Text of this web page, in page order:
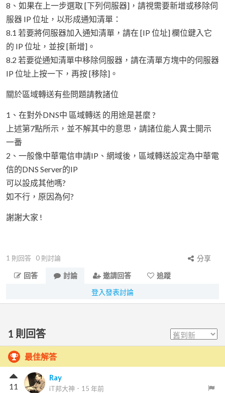
8、如果在上一步選取 [下列伺服器]，請視需要新增或移除伺
服器 IP 位址，以形成通知清單：
8.1 若要將伺服器加入通知清單，請在 [IP 位址] 欄位鍵入它
的 IP 位址，並按 [新增]。
8.2 若要從通知清單中移除伺服器，請在清單方塊中的伺服器
IP 位址上按一下，再按 [移除]。
關於區域轉送有些問題請教諸位
1、在對外DNS中 區域轉送 的用途是甚麼 ?
上述第7點所示，並不解其中的意思，請諸位能人異士開示
一番
2、一般像中華電信申請IP、網域後，區域轉送設定為中華電
信的DNS Server的IP
可以設成其他嗎?
如不行，原因為何?
謝謝大家 !
1 則回答 0 則討論
分享
回答
討論 邀請回答
追蹤
登入發表討論
1 則回答
最佳解答
Ray
iT邦大神 ． 15 年前
11